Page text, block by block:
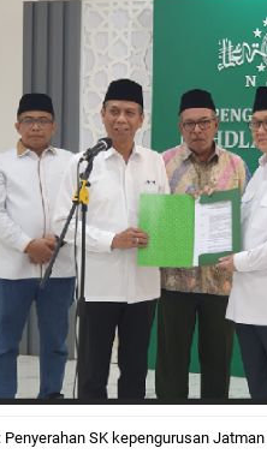
Penyerahan SK kepengurusan